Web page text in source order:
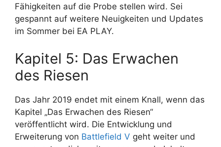
Fähigkeiten auf die Probe stellen wird. Sei
gespannt auf weitere Neuigkeiten und Updates
im Sommer bei EA PLAY.
Kapitel 5: Das Erwachen
des Riesen
Das Jahr 2019 endet mit einem Knall, wenn das
Kapitel „Das Erwachen des Riesen“
veröffentlicht wird. Die Entwicklung und
Erweiterung von Battlefield V geht weiter und